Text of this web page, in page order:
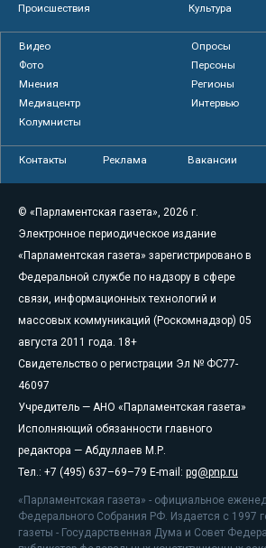
Происшествия
Культура
Видео
Опросы
Фото
Персоны
Мнения
Регионы
Медиацентр
Интервью
Колумнисты
Контакты Реклама Вакансии
© «Парламентская газета», 2026 г.
Электронное периодическое издание
«Парламентская газета» зарегистрировано в
Федеральной службе по надзору в сфере
связи, информационных технологий и
массовых коммуникаций (Роскомнадзор) 05
августа 2011 года. 18+
Свидетельство о регистрации Эл № ФС77-
46097
Учредитель — АНО «Парламентская газета»
Исполняющий обязанности главного
редактора — Абдуллаев М.Р.
Тел.: +7 (495) 637–69–79 E-mail: pg@pnp.ru
«Парламентская газета» - официальное
Федерального Собрания РФ. Издается с 1997
газеты - Государственная Дума и Совет